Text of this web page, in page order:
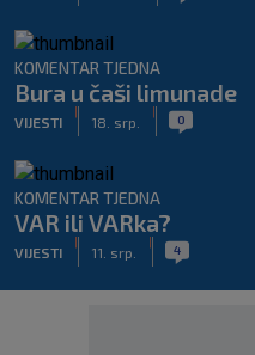
KOMENTAR TJEDNA
Bura u čaši limunade
VIJESTI 18. srp. 0
KOMENTAR TJEDNA
VAR ili VARka?
VIJESTI 11. srp. 4